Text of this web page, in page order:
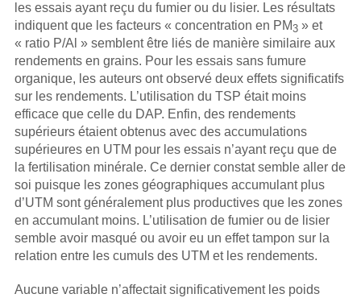
les essais ayant reçu du fumier ou du lisier. Les résultats
indiquent que les facteurs « concentration en PM3 » et
« ratio P/Al » semblent être liés de manière similaire aux
rendements en grains. Pour les essais sans fumure
organique, les auteurs ont observé deux effets significatifs
sur les rendements. L’utilisation du TSP était moins
efficace que celle du DAP. Enfin, des rendements
supérieurs étaient obtenus avec des accumulations
supérieures en UTM pour les essais n’ayant reçu que de
la fertilisation minérale. Ce dernier constat semble aller de
soi puisque les zones géographiques accumulant plus
d’UTM sont généralement plus productives que les zones
en accumulant moins. L’utilisation de fumier ou de lisier
semble avoir masqué ou avoir eu un effet tampon sur la
relation entre les cumuls des UTM et les rendements.
Aucune variable n’affectait significativement les poids